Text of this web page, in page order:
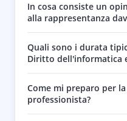
In cosa consiste un
alla rappresentanza
Quali sono i durata
Diritto dell'informatica
Come mi preparo per
professionista?